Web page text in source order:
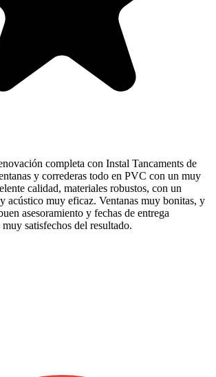
completa con Instal Tancaments de
y correderas todo en PVC con un muy
calidad, materiales robustos, con un
acústico muy eficaz. Ventanas muy bonitas, y
asesoramiento y fechas de entrega
muy satisfechos del resultado.